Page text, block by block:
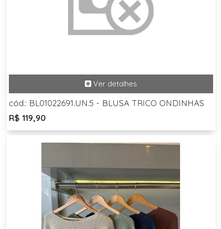
cód.: BL01022691.UN.5 - BLUSA TRICO ONDINHAS
R$ 119,90